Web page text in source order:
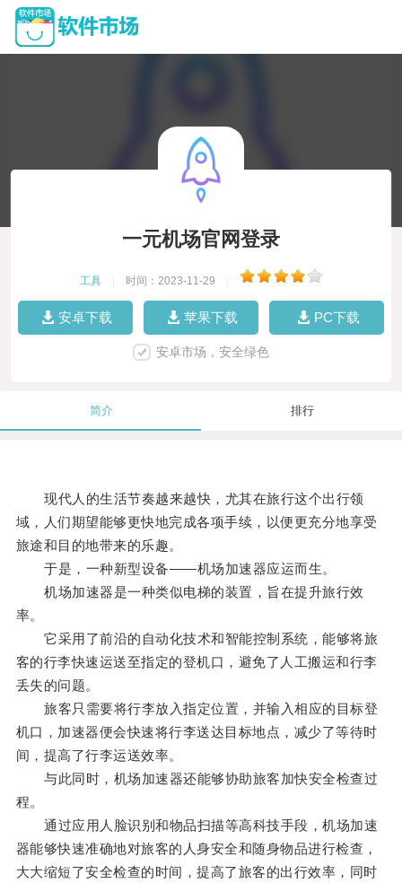
一元机场官网登录
工具 时间：2023-11-29
安卓下载 苹果下载 PC下载
安卓市场，安全绿色
简介 排行
现代人的生活节奏越来越快，尤其在旅行这个出行领
域，人们期望能够更快地完成各项手续，以便更充分地享受
旅途和目的地带来的乐趣。
于是，一种新型设备——机场加速器应运而生。
机场加速器是一种类似电梯的装置，旨在提升旅行效
率。
它采用了前沿的自动化技术和智能控制系统，能够将旅
客的行李快速运送至指定的登机口，避免了人工搬运和行李
丢失的问题。
旅客只需要将行李放入指定位置，并输入相应的目标登
机口，加速器便会快速将行李送达目标地点，减少了等待时
间，提高了行李运送效率。
与此同时，机场加速器还能够协助旅客加快安全检查过
程。
通过应用人脸识别和物品扫描等高科技手段，机场加速
器能够快速准确地对旅客的人身安全和随身物品进行检查，
大大缩短了安全检查的时间，提高了旅客的出行效率，同时